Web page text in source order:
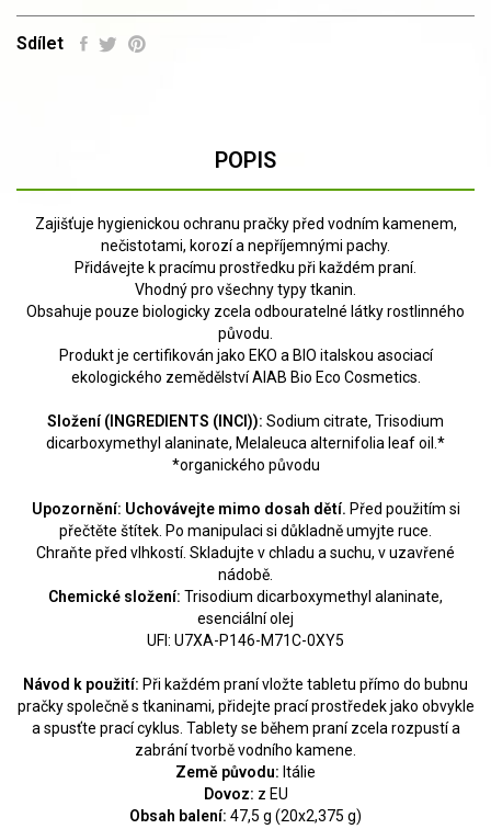
Sdílet
POPIS
Zajišťuje hygienickou ochranu pračky před vodním kamenem,
nečistotami, korozí a nepříjemnými pachy.
Přidávejte k pracímu prostředku při každém praní.
Vhodný pro všechny typy tkanin.
Obsahuje pouze biologicky zcela odbouratelné látky rostlinného
původu.
Produkt je certifikován jako EKO a BIO italskou asociací
ekologického zemědělství AIAB Bio Eco Cosmetics.
Složení (INGREDIENTS (INCI)): Sodium citrate, Trisodium
dicarboxymethyl alaninate, Melaleuca alternifolia leaf oil.*
*organického původu
Upozornění: Uchovávejte mimo dosah dětí. Před použitím si
přečtěte štítek. Po manipulaci si důkladně umyjte ruce.
Chraňte před vlhkostí. Skladujte v chladu a suchu, v uzavřené
nádobě.
Chemické složení: Trisodium dicarboxymethyl alaninate,
esenciální olej
UFI: U7XA-P146-M71C-0XY5
Návod k použití: Při každém praní vložte tabletu přímo do bubnu
pračky společně s tkaninami, přidejte prací prostředek jako obvykle
a spusťte prací cyklus. Tablety se během praní zcela rozpustí a
zabrání tvorbě vodního kamene.
Země původu: Itálie
Dovoz: z EU
Obsah balení: 47,5 g (20x2,375 g)